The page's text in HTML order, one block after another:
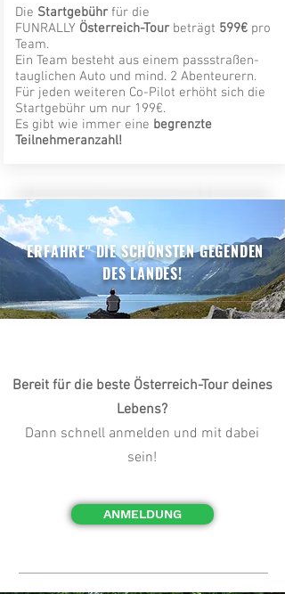
Die Startgebührfür die
FUNRALLY Österreich-Tourbeträgt 599€pro
Team.
Ein Team besteht aus einem passstraßen-
tauglichen Auto und mind. 2 Abenteurern.
Für jeden weiteren Co-Pilot erhöht sich die
Startgebühr um nur 199€.
Es gibt wie immer eine begrenzte
Teilnehmeranzahl!
"ERFAHRE" DIE SCHÖNSTEN GEGENDEN
DES LANDES!
Bereit für die beste Österreich-Tour deines
Lebens?
Dann schnell anmelden und mit dabei
sein!
ANMELDUNG